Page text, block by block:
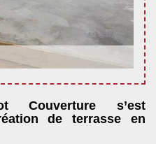
Couverture s’est
de terrasse en